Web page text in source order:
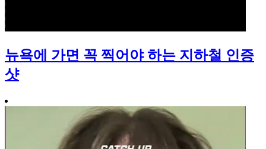
뉴욕에 가면 꼭 찍어야 하는 지하철 인증
샷